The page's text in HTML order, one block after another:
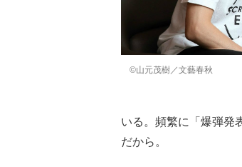
©山元茂樹／文藝春秋
いる。頻繁に「爆弾発
だから。